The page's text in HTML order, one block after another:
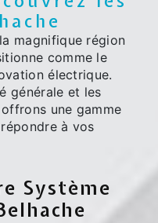
magnifique région
comme le
électrique.
générale et les
une gamme
à vos
Système